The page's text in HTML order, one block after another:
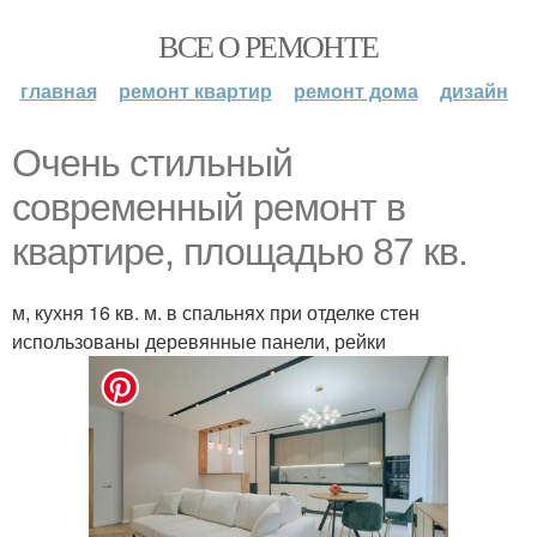
ВСЕ О РЕМОНТЕ
главная ремонт квартир ремонт дома дизайн
Очень стильный
современный ремонт в
квартире, площадью 87 кв.
м, кухня 16 кв. м. в спальнях при отделке стен
использованы деревянные панели, рейки